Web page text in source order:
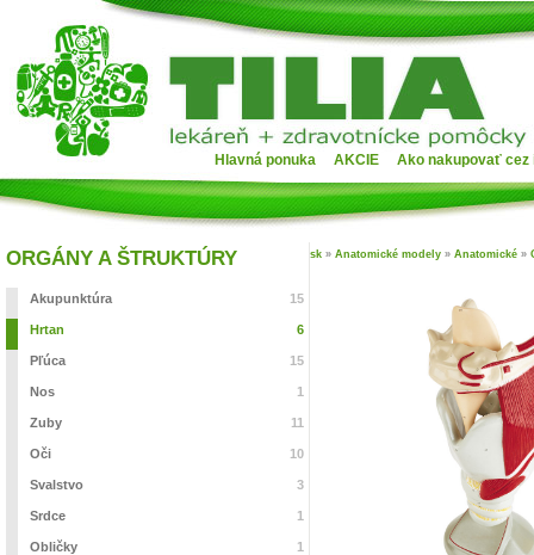
Hlavná ponuka AKCIE Ako nakupovať cez
sk » Anatomické modely » Anatomické »
ORGÁNY A ŠTRUKTÚRY
Akupunktúra 15
Hrtan 6
Pľúca 15
Nos 1
Zuby 11
Oči 10
Svalstvo 3
Srdce 1
Obličky 1